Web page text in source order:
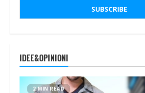
IDEE&OPINIONI
2 MIN READ